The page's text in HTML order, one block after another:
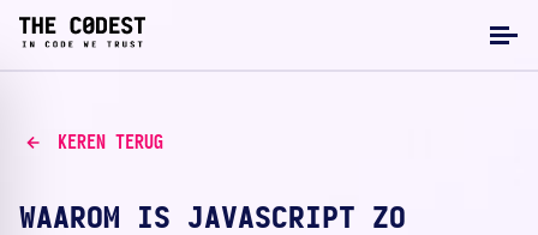
KEREN TERUG
WAAROM IS JAVASCRIPT ZO